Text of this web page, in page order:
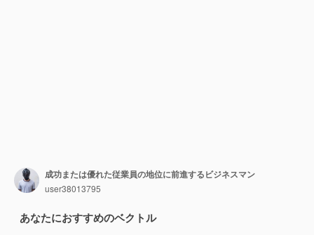
成功または優れた従業員の地位に前進するビジネスマン
user38013795
あなたにおすすめのベクトル